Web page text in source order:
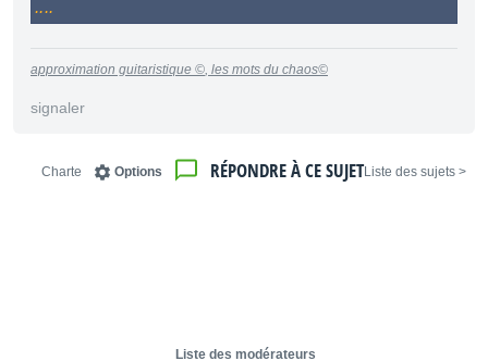
....
approximation guitaristique ©, les mots du chaos©
signaler
< Liste des sujets
RÉPONDRE À CE SUJET
Options
Charte
Liste des modérateurs